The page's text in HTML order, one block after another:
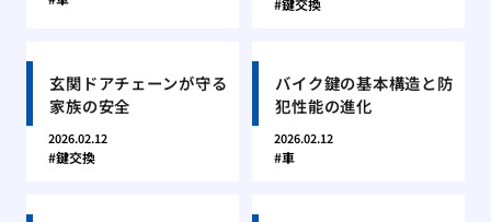
鍵交換
玄関ドアチェーンが守る
家族の安全
2026.02.12
鍵交換
バイク鍵の基本構造と防
犯性能の進化
2026.02.12
車